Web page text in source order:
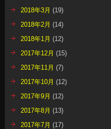
2018年3月 (19)
2018年2月 (14)
2018年1月 (12)
2017年12月 (15)
2017年11月 (7)
2017年10月 (12)
2017年9月 (12)
2017年8月 (13)
2017年7月 (17)